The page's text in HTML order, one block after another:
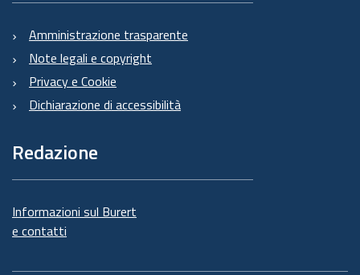
Amministrazione trasparente
Note legali e copyright
Privacy e Cookie
Dichiarazione di accessibilità
Redazione
Informazioni sul Burert
e contatti